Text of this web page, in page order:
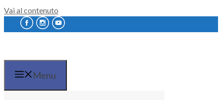
Vai al contenuto
Menu